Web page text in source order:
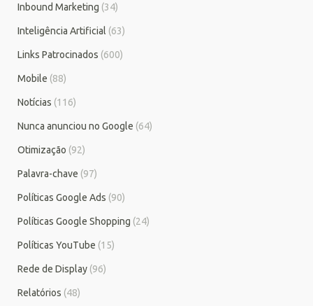
Inbound Marketing (34)
Inteligência Artificial (63)
Links Patrocinados (600)
Mobile (88)
Notícias (116)
Nunca anunciou no Google (64)
Otimização (92)
Palavra-chave (97)
Políticas Google Ads (90)
Políticas Google Shopping (24)
Políticas YouTube (15)
Rede de Display (96)
Relatórios (48)